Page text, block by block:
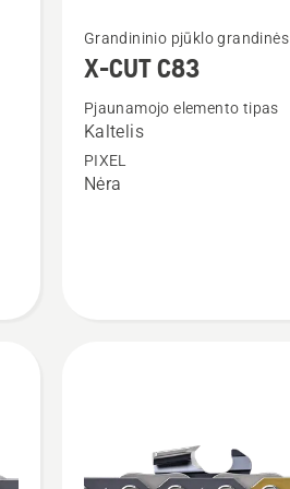
daugiau
detalių
apie
CUT
Grandininio pjūklo grandinės
X-CUT C83
Pjaunamojo elemento tipas
Kaltelis
PIXEL
Nėra